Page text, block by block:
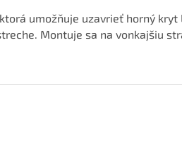
umožňuje uzavrieť horný
Montuje sa na vonkajšiu